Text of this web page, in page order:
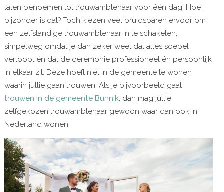
laten benoemen tot trouwambtenaar voor één dag. Hoe
bijzonder is dat? Toch kiezen veel bruidsparen ervoor om
een zelfstandige trouwambtenaar in te schakelen,
simpelweg omdat je dan zeker weet dat alles soepel
verloopt én dat de ceremonie professioneel én persoonlijk
in elkaar zit. Deze hoeft niet in de gemeente te wonen
waarin jullie gaan trouwen. Als je bijvoorbeeld gaat
trouwen in de gemeente Bunnik, dan mag jullie
zelfgekozen trouwambtenaar gewoon waar dan ook in
Nederland wonen.